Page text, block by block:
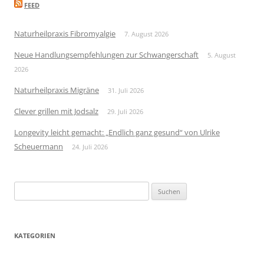
FEED
Naturheilpraxis Fibromyalgie 7. August 2026
Neue Handlungsempfehlungen zur Schwangerschaft
5. August
2026
Naturheilpraxis Migräne 31. Juli 2026
Clever grillen mit Jodsalz 29. Juli 2026
Longevity leicht gemacht: „Endlich ganz gesund“ von Ulrike
Scheuermann
24. Juli 2026
nach:
KATEGORIEN